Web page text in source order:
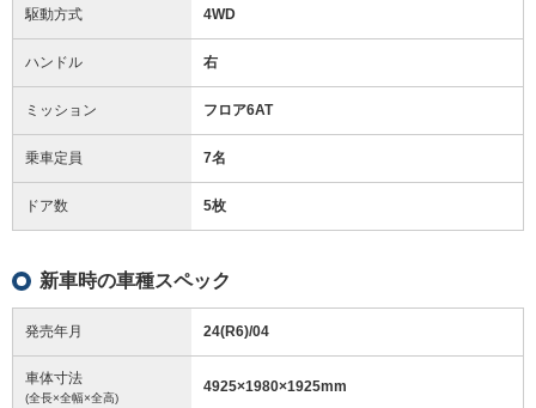
駆動方式 4WD
ハンドル 右
ミッション フロア6AT
乗車定員 7名
ドア数 5枚
新車時の車種スペック
発売年月 24(R6)/04
車体寸法
(全長×全幅×全高)
4925×1980×1925mm